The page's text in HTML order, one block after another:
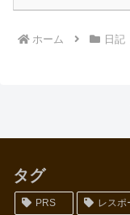
ホーム 日記
タグ
PRS レスポ